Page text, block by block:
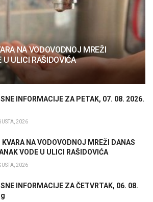
NA VODOVODNOJ MREŽI
U ULICI RAŠIDOVIĆA
INFORMACIJE ZA PETAK, 07. 08. 2026.
2026
KVARA NA VODOVODNOJ MREŽI DANAS
VODE U ULICI RAŠIDOVIĆA
2026
INFORMACIJE ZA ČETVRTAK, 06. 08.